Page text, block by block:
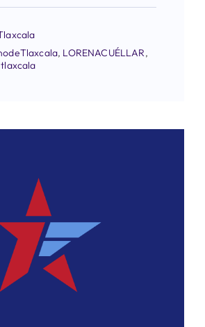
, LORENACUÉLLAR,
tlaxcala